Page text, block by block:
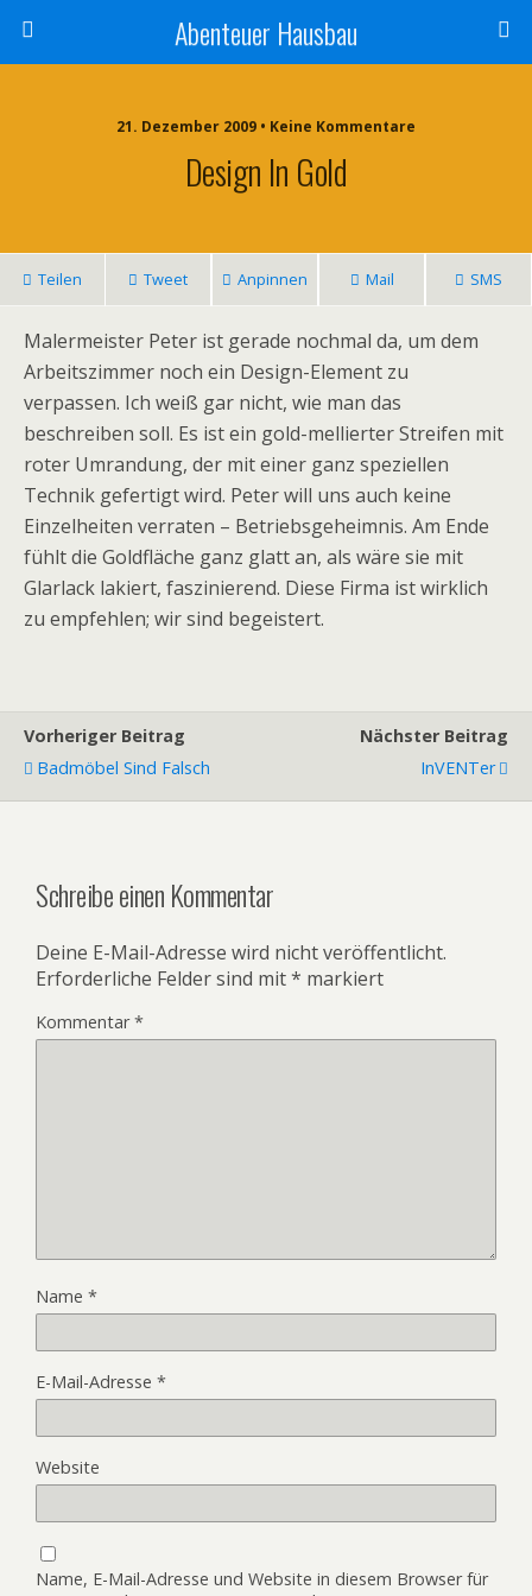
Abenteuer Hausbau
21. Dezember 2009 • Keine Kommentare
Design In Gold
Teilen Tweet Anpinnen Mail SMS
Malermeister Peter ist gerade nochmal da, um dem
Arbeitszimmer noch ein Design-Element zu
verpassen. Ich weiß gar nicht, wie man das
beschreiben soll. Es ist ein gold-mellierter Streifen mit
roter Umrandung, der mit einer ganz speziellen
Technik gefertigt wird. Peter will uns auch keine
Einzelheiten verraten – Betriebsgeheimnis. Am Ende
fühlt die Goldfläche ganz glatt an, als wäre sie mit
Glarlack lakiert, faszinierend. Diese Firma ist wirklich
zu empfehlen; wir sind begeistert.
Vorheriger Beitrag
Badmöbel Sind Falsch
Nächster Beitrag
InVENTer
Schreibe einen Kommentar
Deine E-Mail-Adresse wird nicht veröffentlicht.
Erforderliche Felder sind mit* markiert
Kommentar*
Name *
E-Mail-Adresse *
Website
Name, E-Mail-Adresse und Website in diesem Browser für